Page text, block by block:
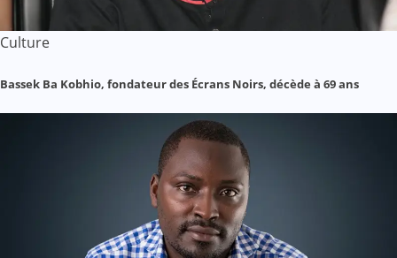
Culture
Bassek Ba Kobhio, fondateur des Écrans Noirs, décède à 69 ans